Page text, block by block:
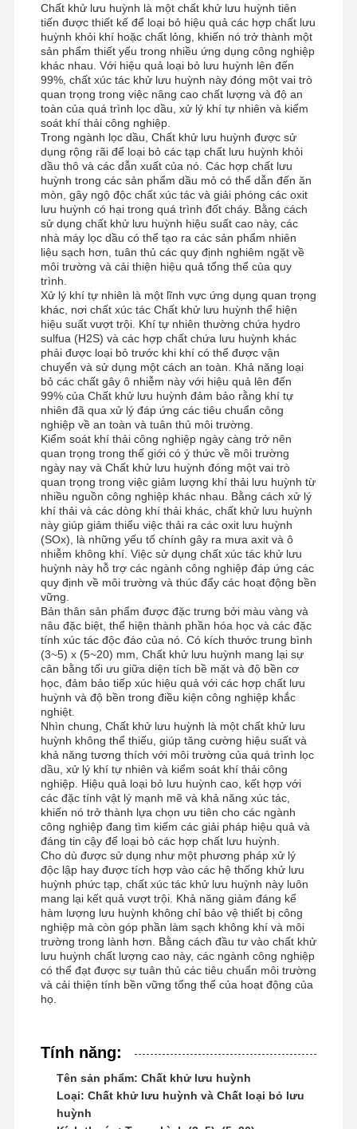
Nhà Sản Phẩm Video
Về Chúng
Tôi
Tham Quan
Nhà Máy
Kiểm Soát
Chất Lượng
Tin Tức
Tất Cả Các
Trường Hợp
Yêu Cầu Báo
Giá
Dimethylaminoethyl Methacrylate
Methacryloyloxyethyl Trimethyl Ammonium Chloride
Acryloyloxyethyl trimethyl ammonium chloride
Chất khử lưu huỳnh là một chất khử lưu huỳnh tiên
tiến được thiết kế để loại bỏ hiệu quả các hợp chất lưu
huỳnh khỏi khí hoặc chất lỏng, khiến nó trở thành một
sản phẩm thiết yếu trong nhiều ứng dụng công nghiệp
khác nhau. Với hiệu quả loại bỏ lưu huỳnh lên đến
99%, chất xúc tác khử lưu huỳnh này đóng một vai trò
quan trọng trong việc nâng cao chất lượng và độ an
toàn của quá trình lọc dầu, xử lý khí tự nhiên và kiểm
soát khí thải công nghiệp.
Trong ngành lọc dầu, Chất khử lưu huỳnh được sử
dụng rộng rãi để loại bỏ các tạp chất lưu huỳnh khỏi
dầu thô và các dẫn xuất của nó. Các hợp chất lưu
huỳnh trong các sản phẩm dầu mỏ có thể dẫn đến ăn
mòn, gây ngộ độc chất xúc tác và giải phóng các oxit
lưu huỳnh có hại trong quá trình đốt cháy. Bằng cách
sử dụng chất khử lưu huỳnh hiệu suất cao này, các
nhà máy lọc dầu có thể tạo ra các sản phẩm nhiên
liệu sạch hơn, tuân thủ các quy định nghiêm ngặt về
môi trường và cải thiện hiệu quả tổng thể của quy
trình.
Xử lý khí tự nhiên là một lĩnh vực ứng dụng quan trọng
khác, nơi chất xúc tác Chất khử lưu huỳnh thể hiện
hiệu suất vượt trội. Khí tự nhiên thường chứa hydro
sulfua (H2S) và các hợp chất chứa lưu huỳnh khác
phải được loại bỏ trước khi khí có thể được vận
chuyển và sử dụng một cách an toàn. Khả năng loại
bỏ các chất gây ô nhiễm này với hiệu quả lên đến
99% của Chất khử lưu huỳnh đảm bảo rằng khí tự
nhiên đã qua xử lý đáp ứng các tiêu chuẩn công
nghiệp về an toàn và tuân thủ môi trường.
Kiểm soát khí thải công nghiệp ngày càng trở nên
quan trọng trong thế giới có ý thức về môi trường
ngày nay và Chất khử lưu huỳnh đóng một vai trò
quan trọng trong việc giảm lượng khí thải lưu huỳnh từ
nhiều nguồn công nghiệp khác nhau. Bằng cách xử lý
khí thải và các dòng khí thải khác, chất khử lưu huỳnh
này giúp giảm thiểu việc thải ra các oxit lưu huỳnh
(SOx), là những yếu tố chính gây ra mưa axit và ô
nhiễm không khí. Việc sử dụng chất xúc tác khử lưu
huỳnh này hỗ trợ các ngành công nghiệp đáp ứng các
quy định về môi trường và thúc đẩy các hoạt động bền
vững.
Bản thân sản phẩm được đặc trưng bởi màu vàng và
nâu đặc biệt, thể hiện thành phần hóa học và các đặc
tính xúc tác độc đáo của nó. Có kích thước trung bình
(3~5) x (5~20) mm, Chất khử lưu huỳnh mang lại sự
cân bằng tối ưu giữa diện tích bề mặt và độ bền cơ
học, đảm bảo tiếp xúc hiệu quả với các hợp chất lưu
huỳnh và độ bền trong điều kiện công nghiệp khắc
nghiệt.
Nhìn chung, Chất khử lưu huỳnh là một chất khử lưu
huỳnh không thể thiếu, giúp tăng cường hiệu suất và
khả năng tương thích với môi trường của quá trình lọc
dầu, xử lý khí tự nhiên và kiểm soát khí thải công
nghiệp. Hiệu quả loại bỏ lưu huỳnh cao, kết hợp với
các đặc tính vật lý mạnh mẽ và khả năng xúc tác,
khiến nó trở thành lựa chọn ưu tiên cho các ngành
công nghiệp đang tìm kiếm các giải pháp hiệu quả và
đáng tin cậy để loại bỏ các hợp chất lưu huỳnh.
Cho dù được sử dụng như một phương pháp xử lý
độc lập hay được tích hợp vào các hệ thống khử lưu
huỳnh phức tạp, chất xúc tác khử lưu huỳnh này luôn
mang lại kết quả vượt trội. Khả năng giảm đáng kể
hàm lượng lưu huỳnh không chỉ bảo vệ thiết bị công
nghiệp mà còn góp phần làm sạch không khí và môi
trường trong lành hơn. Bằng cách đầu tư vào chất khử
lưu huỳnh chất lượng cao này, các ngành công nghiệp
có thể đạt được sự tuân thủ các tiêu chuẩn môi trường
và cải thiện tính bền vững tổng thể của hoạt động của
họ.
Tính năng:
Tên sản phẩm: Chất khử lưu huỳnh
Loại: Chất khử lưu huỳnh và Chất loại bỏ lưu
huỳnh